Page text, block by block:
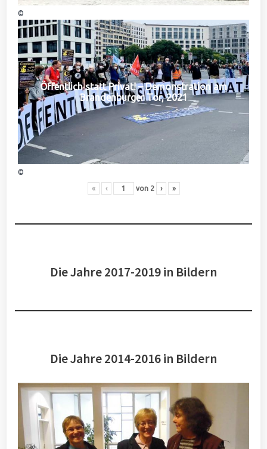
©
Öffentlich statt Privat! – Demonstration am
Brandenburger Tor, 2021
©
« ‹ von 2 › »
Die Jahre 2017-2019 in Bildern
Die Jahre 2014-2016 in Bildern